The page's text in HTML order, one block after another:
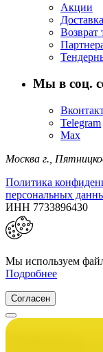
Акции
Возврат
Мы в соц.
Telegram
Max
Москва г.,
Политика
персональных
ИНН 7733896430
Мы используем
Подробнее
Согласен